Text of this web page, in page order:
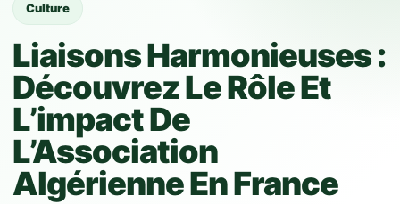
Culture
Liaisons Harmonieuses :
Découvrez Le Rôle Et
L’impact De
L’Association
Algérienne En France